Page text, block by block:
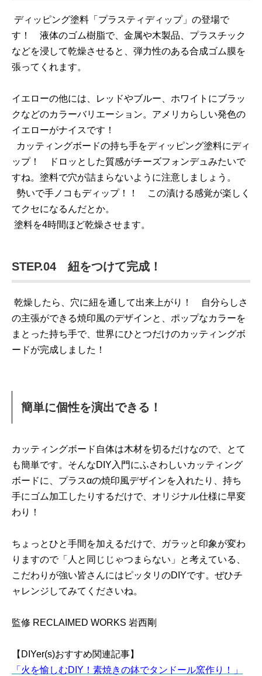
ディッピング塗料「プラスティディップ」の登場で
す！ 液体のゴム樹脂で、金属や木製品、プラスチック
などを浸して乾燥させると、弾力性のある合成ゴム膜を
張ってくれます。
イエローの他には、レッドやブルー、ホワイトにブラッ
クなどのカラーバリエーション。アメリカらしい発色の
イエローがナイスです！
カッティングボードの持ち手をディッピング塗料にディ
ップ！ ドロッとした質感がチーズフォンデュみたいで
すね。塗料で穴が詰まらないように注意しましょう。
勢いで手ノコもディップ！！ この漬ける感覚が楽しく
てクセになるんだとか。
塗料を4時間ほど乾燥させます。
STEP.04 紐をつけて完成！
乾燥したら、穴に紐を通して出来上がり！ 自分らしさ
の主張ができる焼印風のデザインと、ポップなカラーを
まとった持ち手で、世界にひとつだけのカッティングボ
ードが完成しました！
簡単に個性を演出できる！
カッティングボード自体は木材を切るだけなので、とて
も簡単です。そんなDIY入門にふさわしいカッティング
ボードに、プラスαの焼印風デザインを入れたり、持ち
手にゴム加工したりするだけで、オリジナル仕様に早変
わり！
ちょっとひと手間を加えるだけで、ガラッと印象が変わ
りますので「人と同じじゃつまらない」と考えている、
こだわりが強い皆さんにはピッタリのDIYです。ぜひチ
ャレンジしてみてくださいね。
監修 RECLAIMED WORKS 岩西剛
【DIYer(s)おすすめ関連記事】
「火を愉しむDIY！素焼きの鉢でタンドール窯作り！」